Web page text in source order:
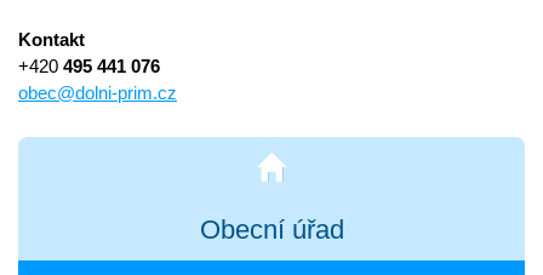
Kontakt
+420 495 441 076
obec@dolni-prim.cz
Obecní úřad